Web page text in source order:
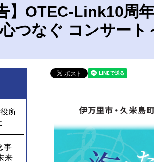
】OTEC-Link10周
つなぐ コンサート
所
事
来